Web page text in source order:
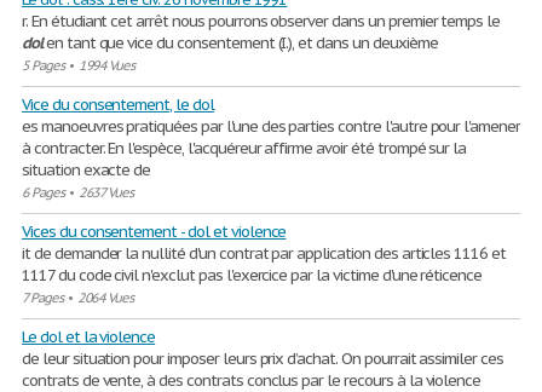
r. En étudiant cet arrêt nous pourrons observer dans un premier temps le
dolen tant que vice du consentement (I.), et dans un deuxième
5 Pages• 1994 Vues
Vice du consentement, le dol
es manoeuvres pratiquées par l'une des parties contre l'autre pour l'amener
à contracter. En l'espèce, l'acquéreur affirme avoir été trompé sur la
situation exacte de
6 Pages• 2637 Vues
Vices du consentement - dol et violence
it de demander la nullité d'un contrat par application des articles 1116 et
1117 du code civil n'exclut pas l'exercice par la victime d'une réticence
7 Pages• 2064 Vues
Le dol et la violence
de leur situation pour imposer leurs prix d’achat. On pourrait assimiler ces
contrats de vente, à des contrats conclus par le recours à la violence